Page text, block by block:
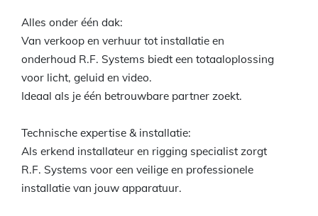
Alles onder één dak:
Van verkoop en verhuur tot installatie en
onderhoud R.F. Systems biedt een totaaloplossing
voor licht, geluid en video.
Ideaal als je één betrouwbare partner zoekt.
Technische expertise & installatie:
Als erkend installateur en rigging specialist zorgt
R.F. Systems voor een veilige en professionele
installatie van jouw apparatuur.